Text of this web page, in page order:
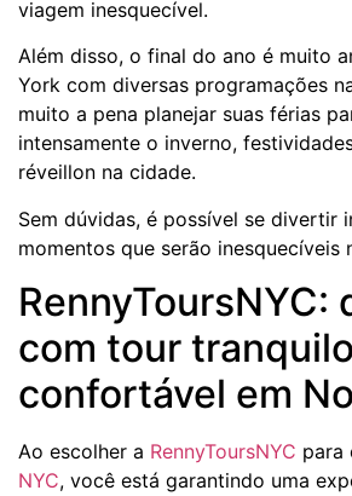
viagem inesquecível.
Além disso, o final do ano é muito
York com diversas programações
muito a pena planejar suas férias
intensamente o inverno,
réveillon na cidade.
Sem dúvidas, é possível se divertir
momentos que serão inesquecíveis
com tour
confortável em
Ao escolher a RennyToursNYC para
NYC, você está garantindo uma